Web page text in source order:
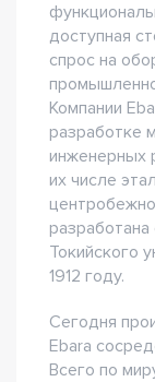
доступная
спрос на
Компании
разработке
инженерных
их числе
Токийского
1912 году.
Сегодня
Ebara
Всего по